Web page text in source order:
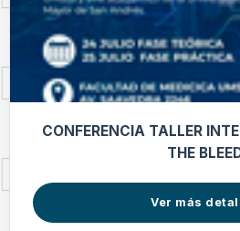
CONFERENCIA TALLER
THE
Ver más